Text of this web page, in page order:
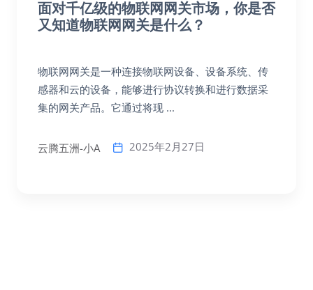
面对千亿级的物联网网关市场，你是否
又知道物联网网关是什么？
物联网网关是一种连接物联网设备、设备系统、传
感器和云的设备，能够进行协议转换和进行数据采
集的网关产品。它通过将现 ...
云腾五洲-小A 2025年2月27日